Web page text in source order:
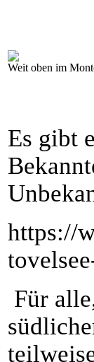
Weit oben im
Es gibt
https://
Für